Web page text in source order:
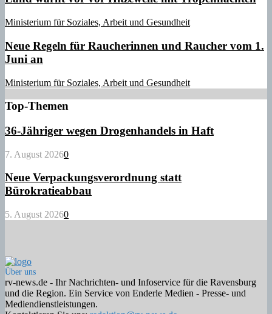
Ministerium für Soziales, Arbeit und Gesundheit
Neue Regeln für Raucherinnen und Raucher vom 1.
Juni an
Ministerium für Soziales, Arbeit und Gesundheit
Top-Themen
36-Jähriger wegen Drogenhandels in Haft
7. August 20260
Neue Verpackungsverordnung statt
Bürokratieabbau
5. August 20260
Über uns
rv-news.de - Ihr Nachrichten- und Infoservice für die Ravensburg
und die Region. Ein Service von Enderle Medien - Presse- und
Mediendienstleistungen.